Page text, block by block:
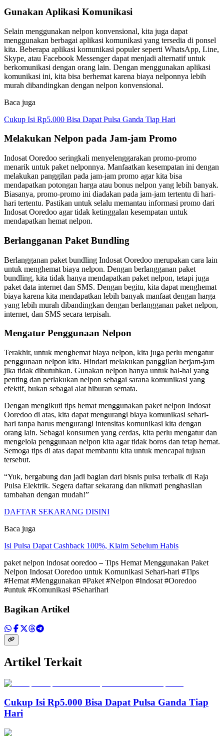
Gunakan Aplikasi Komunikasi
Selain menggunakan nelpon konvensional, kita juga dapat
menggunakan berbagai aplikasi komunikasi yang tersedia di ponsel
kita. Beberapa aplikasi komunikasi populer seperti WhatsApp, Line,
Skype, atau Facebook Messenger dapat menjadi alternatif untuk
berkomunikasi dengan orang lain. Dengan menggunakan aplikasi
komunikasi ini, kita bisa berhemat karena biaya nelponnya lebih
murah dibandingkan dengan nelpon konvensional.
Baca juga
Cukup Isi Rp5.000 Bisa Dapat Pulsa Ganda Tiap Hari
Melakukan Nelpon pada Jam-jam Promo
Indosat Ooredoo seringkali menyelenggarakan promo-promo
menarik untuk paket nelponnya. Manfaatkan kesempatan ini dengan
melakukan panggilan pada jam-jam promo agar kita bisa
mendapatkan potongan harga atau bonus nelpon yang lebih banyak.
Biasanya, promo-promo ini diadakan pada jam-jam tertentu di hari-
hari tertentu. Pastikan untuk selalu memantau informasi promo dari
Indosat Ooredoo agar tidak ketinggalan kesempatan untuk
mendapatkan hemat nelpon.
Berlangganan Paket Bundling
Berlangganan paket bundling Indosat Ooredoo merupakan cara lain
untuk menghemat biaya nelpon. Dengan berlangganan paket
bundling, kita tidak hanya mendapatkan paket nelpon, tetapi juga
paket data internet dan SMS. Dengan begitu, kita dapat menghemat
biaya karena kita mendapatkan lebih banyak manfaat dengan harga
yang lebih murah dibandingkan dengan berlangganan paket nelpon,
internet, dan SMS secara terpisah.
Mengatur Penggunaan Nelpon
Terakhir, untuk menghemat biaya nelpon, kita juga perlu mengatur
penggunaan nelpon kita. Hindari melakukan panggilan berjam-jam
jika tidak dibutuhkan. Gunakan nelpon hanya untuk hal-hal yang
penting dan perlakukan nelpon sebagai sarana komunikasi yang
efektif, bukan sebagai alat hiburan semata.
Dengan mengikuti tips hemat menggunakan paket nelpon Indosat
Ooredoo di atas, kita dapat mengurangi biaya komunikasi sehari-
hari tanpa harus mengurangi intensitas komunikasi kita dengan
orang lain. Sebagai konsumen yang cerdas, kita perlu mengatur dan
mengelola penggunaan nelpon kita agar tidak boros dan tetap hemat.
Semoga tips di atas dapat membantu kita untuk mencapai tujuan
tersebut.
“Yuk, bergabung dan jadi bagian dari bisnis pulsa terbaik di Raja
Pulsa Elektrik. Segera daftar sekarang dan nikmati penghasilan
tambahan dengan mudah!”
DAFTAR SEKARANG DISINI
Baca juga
Isi Pulsa Dapat Cashback 100%, Klaim Sebelum Habis
paket nelpon indosat ooredoo – Tips Hemat Menggunakan Paket
Nelpon Indosat Ooredoo untuk Komunikasi Sehari-hari #Tips
#Hemat #Menggunakan #Paket #Nelpon #Indosat #Ooredoo
#untuk #Komunikasi #Seharihari
Bagikan Artikel
Artikel Terkait
Cukup Isi Rp5.000 Bisa Dapat Pulsa Ganda Tiap
Hari